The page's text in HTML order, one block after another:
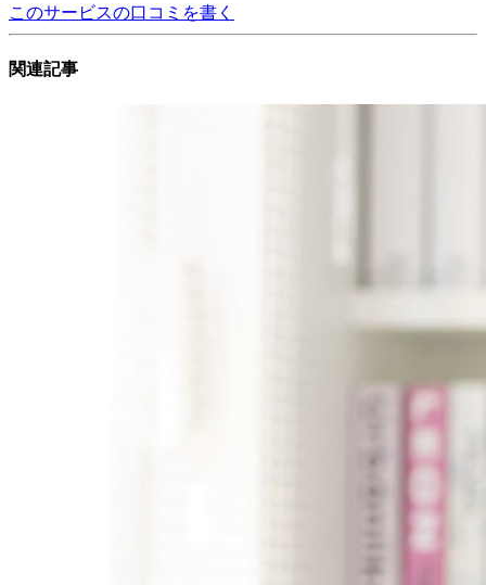
このサービスの口コミを書く
関連記事